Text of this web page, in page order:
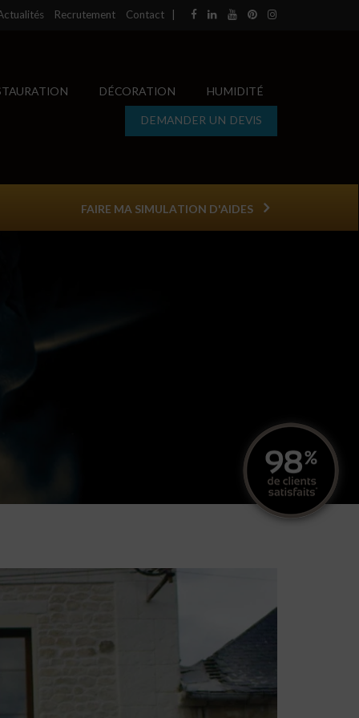
Recrutement Contact
DÉCORATION HUMIDITÉ
DEMANDER UN DEVIS
FAIRE MA SIMULATION D'AIDES